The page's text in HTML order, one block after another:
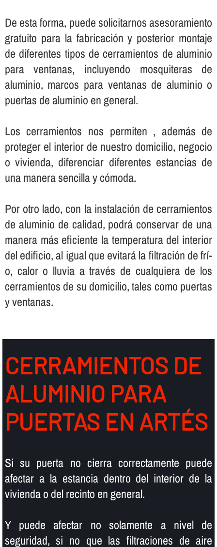
De esta forma, puede solicitarnos asesoramiento
gratuito para la fabricación y posterior montaje
de diferentes tipos de cerramientos de aluminio
para ventanas, incluyendo mosquiteras de
aluminio, marcos para ventanas de aluminio o
puertas de aluminio en general.
Los cerramientos nos permiten , además de
proteger el interior de nuestro domicilio, negocio
o vivienda, diferenciar diferentes estancias de
una manera sencilla y cómoda.
Por otro lado, con la instalación de cerramientos
de aluminio de calidad, podrá conservar de una
manera más eficiente la temperatura del interior
del edificio, al igual que evitará la filtración de frí­
o, calor o lluvia a través de cualquiera de los
cerramientos de su domicilio, tales como puertas
y ventanas.
CERRAMIENTOS DE
ALUMINIO PARA
PUERTAS EN ARTÉS
Si su puerta no cierra correctamente puede
afectar a la estancia dentro del interior de la
vivienda o del recinto en general.
Y puede afectar no solamente a nivel de
seguridad, si no que las filtraciones de aire